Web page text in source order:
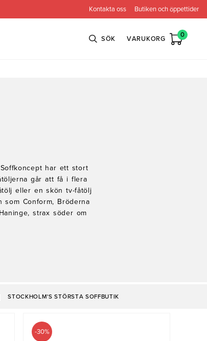
Kontakta oss Butiken och öppettider
SÖK VARUKORG 0
Neiser
Soffkoncept har ett stort
går att få i flera
eller en skön tv-fåtölj
Conform, Bröderna
strax söder om
STOCKHOLM'S STÖRSTA SOFFBUTIK
-30%